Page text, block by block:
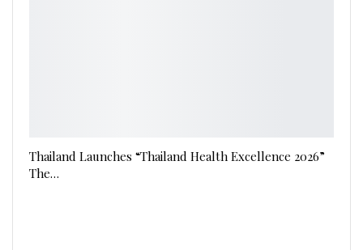
Thailand Launches “Thailand Health Excellence 2026”
The…